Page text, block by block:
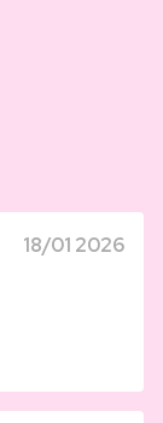
18/01 2026